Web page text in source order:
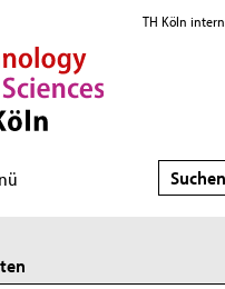
Hauptnavigation
Subnavigation
Inhalt
Fußbereich
TH Köln intern
Suche
Suche